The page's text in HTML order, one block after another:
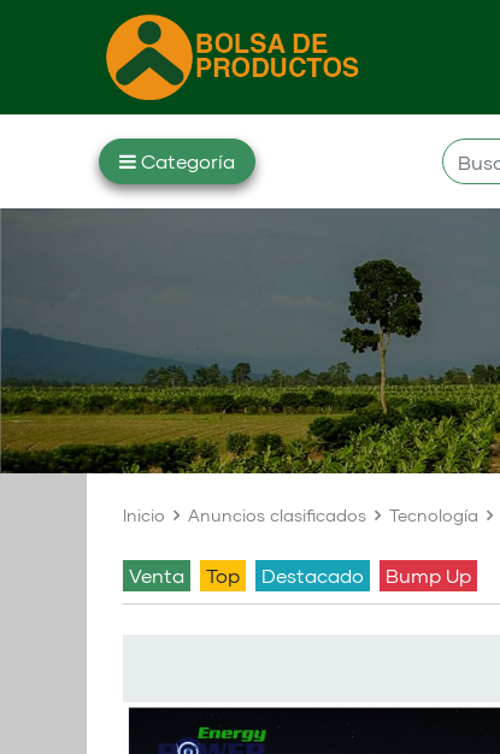
Inicio Anuncios clasificados Tecnología
venta Top Destacado Bump Up